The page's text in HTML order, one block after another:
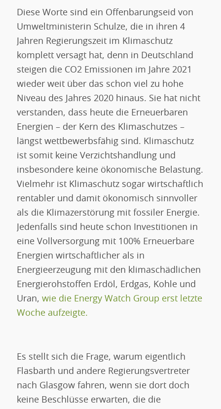
Diese Worte sind ein Offenbarungseid von
Umweltministerin Schulze, die in ihren 4
Jahren Regierungszeit im Klimaschutz
komplett versagt hat, denn in Deutschland
steigen die CO2 Emissionen im Jahre 2021
wieder weit über das schon viel zu hohe
Niveau des Jahres 2020 hinaus. Sie hat nicht
verstanden, dass heute die Erneuerbaren
Energien – der Kern des Klimaschutzes –
längst wettbewerbsfähig sind. Klimaschutz
ist somit keine Verzichtshandlung und
insbesondere keine ökonomische Belastung.
Vielmehr ist Klimaschutz sogar wirtschaftlich
rentabler und damit ökonomisch sinnvoller
als die Klimazerstörung mit fossiler Energie.
Jedenfalls sind heute schon Investitionen in
eine Vollversorgung mit 100% Erneuerbare
Energien wirtschaftlicher als in
Energieerzeugung mit den klimaschädlichen
Energierohstoffen Erdöl, Erdgas, Kohle und
Uran, wie die Energy Watch Group erst letzte
Woche aufzeigte.
Es stellt sich die Frage, warum eigentlich
Flasbarth und andere Regierungsvertreter
nach Glasgow fahren, wenn sie dort doch
keine Beschlüsse erwarten, die die